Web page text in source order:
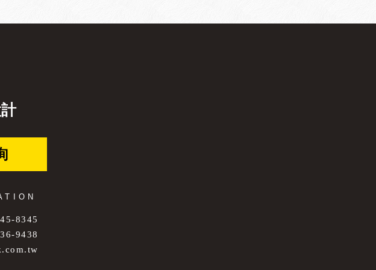
8345
9438